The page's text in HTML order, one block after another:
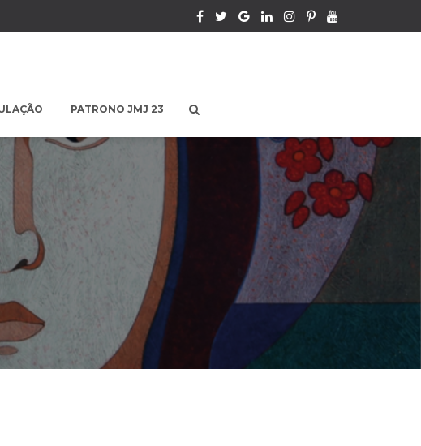
PATRONO JMJ 23